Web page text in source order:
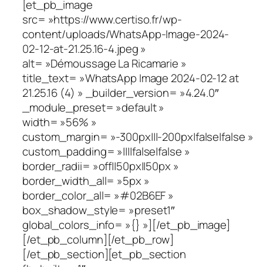
[et_pb_image
src= »https://www.certiso.fr/wp-
content/uploads/WhatsApp-Image-2024-
02-12-at-21.25.16-4.jpeg »
alt= »Démoussage La Ricamarie »
title_text= »WhatsApp Image 2024-02-12 at
21.25.16 (4) » _builder_version= »4.24.0″
_module_preset= »default »
width= »56% »
custom_margin= »-300px|||-200px|false|false »
custom_padding= »||||false|false »
border_radii= »off||50px||50px »
border_width_all= »5px »
border_color_all= »#02B6EF »
box_shadow_style= »preset1″
global_colors_info= »{} »][/et_pb_image]
[/et_pb_column][/et_pb_row]
[/et_pb_section][et_pb_section